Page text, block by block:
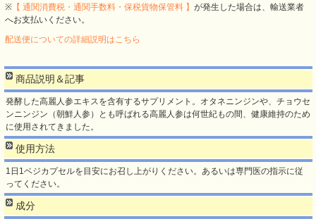
※ 【 通関消費税・通関手数料・保税貨物保管料 】 が発生した場合は、輸送業者
へお支払いください。
配送便についての詳細説明はこちら
商品説明＆記事
発酵した高麗人参エキスを含有するサプリメント。オタネニンジンや、チョウセ
ンニンジン（朝鮮人参）とも呼ばれる高麗人参は何世紀もの間、健康維持のため
に使用されてきました。
使用方法
1日1ベジカプセルを目安にお召し上がりください。あるいは専門医の指示に従
ってください。
成分